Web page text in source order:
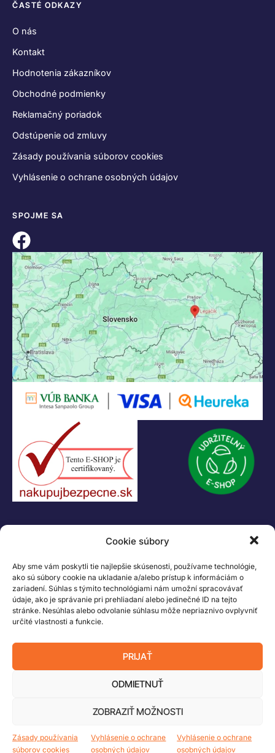
Cookie súbory
Aby sme vám poskytli tie najlepšie skúsenosti, používame technológie,
ako sú súbory cookie na ukladanie a/alebo prístup k informáciám o
zariadení. Súhlas s týmito technológiami nám umožní spracovávať
údaje, ako je správanie pri prehliadaní alebo jedinečné ID na tejto
stránke. Nesúhlas alebo odvolanie súhlasu môže nepriaznivo ovplyvniť
určité vlastnosti a funkcie.
PRIJAŤ
ODMIETNUŤ
ZOBRAZIŤ MOŽNOSTI
Zásady používania
súborov cookies
Vyhlásenie o ochrane
osobných údajov
Vyhlásenie o ochrane
osobných údajov
ČASTÉ ODKAZY
O nás
Kontakt
Hodnotenia zákazníkov
Obchodné podmienky
Reklamačný poriadok
Odstúpenie od zmluvy
Zásady používania súborov cookies
Vyhlásenie o ochrane osobných údajov
SPOJME SA
+421 907 919 608
legacik@legacik.sk
Legáčik s.r.o
Hrnčiarska 2/A
04001 Košice
IČ DPH: SK2023978330
Logo LEGO, minifigures, DUPLO, LEGENDS OF CHIMA, NINJAGO, BIONICLE,
LEGO Group. Všetky práva vyhradené